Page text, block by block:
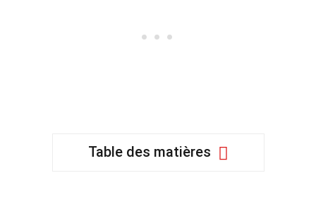
Table des matières